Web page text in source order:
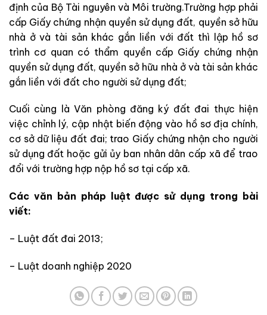
định của Bộ Tài nguyên và Môi trường.Trường hợp phải
cấp Giấy chứng nhận quyền sử dụng đất, quyền sở hữu
nhà ở và tài sản khác gắn liền với đất thì lập hồ sơ
trình cơ quan có thẩm quyền cấp Giấy chứng nhận
quyền sử dụng đất, quyền sở hữu nhà ở và tài sản khác
gắn liền với đất cho người sử dụng đất;
Cuối cùng là Văn phòng đăng ký đất đai thực hiện
việc chỉnh lý, cập nhật biến động vào hồ sơ địa chính,
cơ sở dữ liệu đất đai; trao Giấy chứng nhận cho người
sử dụng đất hoặc gửi ủy ban nhân dân cấp xã để trao
đổi với trường hợp nộp hồ sơ tại cấp xã.
Các văn bản pháp luật được sử dụng trong bài
viết:
– Luật đất đai 2013;
– Luật doanh nghiệp 2020